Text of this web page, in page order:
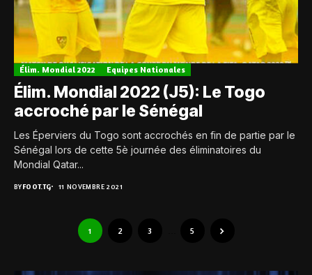
Élim. Mondial 2022 Equipes Nationales
Élim. Mondial 2022 (J5): Le Togo
accroché par le Sénégal
Les Éperviers du Togo sont accrochés en fin de partie par le
Sénégal lors de cette 5è journée des éliminatoires du
Mondial Qatar...
BYFOOT.TG 11 NOVEMBRE 2021
1 2 3 5